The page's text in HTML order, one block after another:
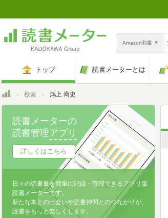
Amazon和書
トップ 読書メーターとは
トップ検索 鴻上 尚史
読書メーターの
読書管理アプリ
詳しくはこちら
日々の読書量を簡単に記録・管理できるアプリ版
読書メーターです。
新たな本との出会いや読書仲間とのつながりが、
読書をもっと楽しくします。